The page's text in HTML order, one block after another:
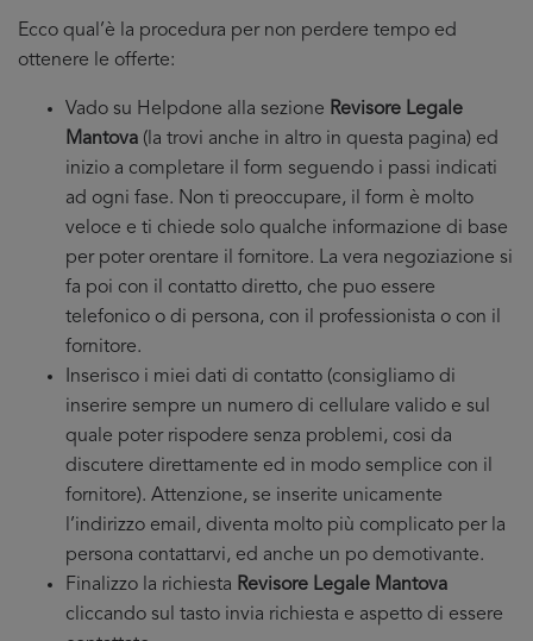
Ecco qual’è la procedura per non perdere tempo ed
ottenere le offerte:
Vado su Helpdone alla sezione Revisore Legale
Mantova (la trovi anche in altro in questa pagina) ed
inizio a completare il form seguendo i passi indicati
ad ogni fase. Non ti preoccupare, il form è molto
veloce e ti chiede solo qualche informazione di base
per poter orentare il fornitore. La vera negoziazione si
fa poi con il contatto diretto, che puo essere
telefonico o di persona, con il professionista o con il
fornitore.
Inserisco i miei dati di contatto (consigliamo di
inserire sempre un numero di cellulare valido e sul
quale poter rispodere senza problemi, cosi da
discutere direttamente ed in modo semplice con il
fornitore). Attenzione, se inserite unicamente
l’indirizzo email, diventa molto più complicato per la
persona contattarvi, ed anche un po demotivante.
Finalizzo la richiesta Revisore Legale Mantova
cliccando sul tasto invia richiesta e aspetto di essere